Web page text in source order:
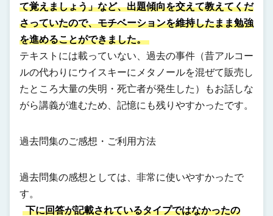
て覚えましょう」など、出題傾向を交えて教えてくだ
さっていたので、モチベーションを維持したまま勉強
を進めることができました。
テキストには載っていない、過去の事件（昔アルコー
ルの代わりにウイスキーにメタノールを混ぜて販売し
たところ大量の失明・死亡者が発生した）もお話しな
がら講義が進むため、記憶にも残りやすかったです。
過去問集のご感想・ご利用方法
過去問集の感想としては、非常に使いやすかったで
す。
下に回答が記載されているタイプではなかったの